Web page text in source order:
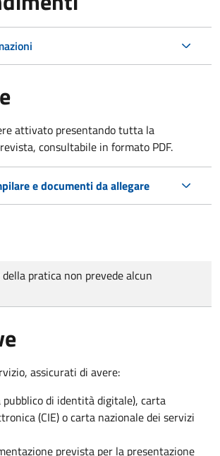
attivato presentando tutta la
consultabile in formato PDF.
e documenti da allegare
pratica non prevede alcun
assicurati di avere:
pubblico di identità digitale), carta
(CIE) o carta nazionale dei servizi
prevista per la presentazione